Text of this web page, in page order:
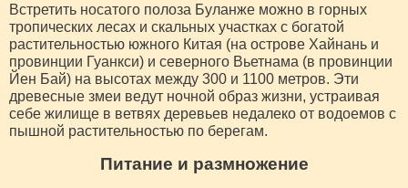
Встретить носатого полоза Буланже можно в горных
тропических лесах и скальных участках с богатой
растительностью южного Китая (на острове Хайнань и
провинции Гуанкси) и северного Вьетнама (в провинции
Йен Бай) на высотах между 300 и 1100 метров. Эти
древесные змеи ведут ночной образ жизни, устраивая
себе жилище в ветвях деревьев недалеко от водоемов с
пышной растительностью по берегам.
Питание и размножение